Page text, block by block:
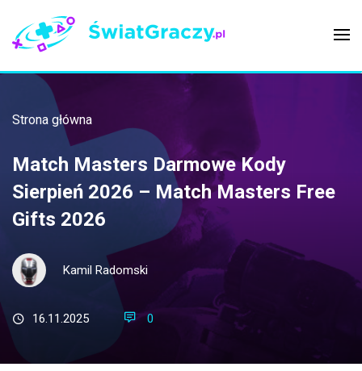
Strona główna
Match Masters Darmowe Kody
Sierpień 2026 – Match Masters Free
Gifts 2026
Kamil Radomski
16.11.2025 0